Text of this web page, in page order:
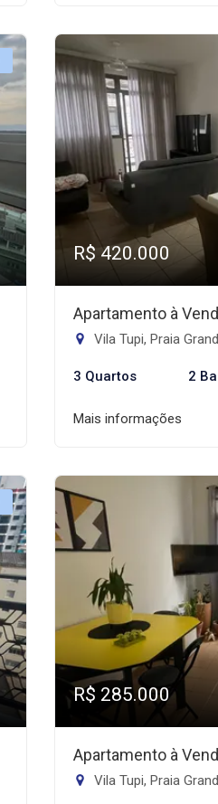
R$ 420.000
Apartamento à
Vila Tupi, Praia
3 Quartos 2
Mais informações
R$ 285.000
Apartamento à
Vila Tupi, Praia